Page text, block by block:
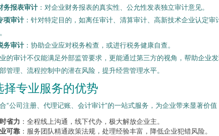
务报表审计 ：对企业财务报表的真实性、公允性发表独立审计意见。
项审计 ：针对特定目的，如离任审计、清算审计、高新技术企业认定审
务审计 ：协助企业应对税务检查，或进行税务健康自查。
的审计不仅能满足外部监管要求，更能通过第三方的视角，帮助企业
管理、流程控制中的潜在风险，提升经营管理水平。
择专业服务的优势
“公司注册、代理记账、会计审计”的一站式服务，为企业带来显著价值
省力 ：全程线上沟通，线下代办，极大解放企业主。
可靠 ：服务团队精通政策法规，处理经验丰富，降低企业犯错风险。